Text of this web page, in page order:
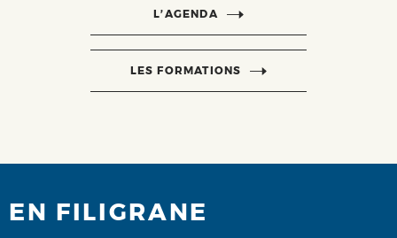
L’AGENDA
LES FORMATIONS
EN FILIGRANE